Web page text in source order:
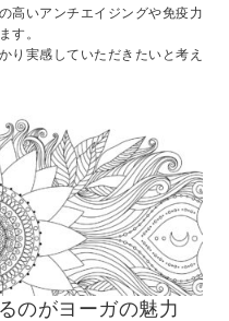
高いアンチエイジングや免疫力
す。
り実感していただきたいと考え
のがヨーガの魅力